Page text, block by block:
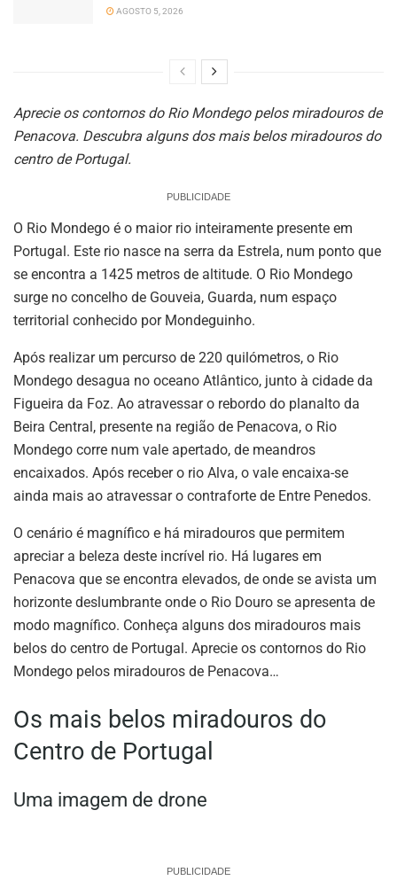
AGOSTO 5, 2026
Aprecie os contornos do Rio Mondego pelos miradouros de
Penacova. Descubra alguns dos mais belos miradouros do
centro de Portugal.
PUBLICIDADE
O Rio Mondego é o maior rio inteiramente presente em
Portugal. Este rio nasce na serra da Estrela, num ponto que
se encontra a 1425 metros de altitude. O Rio Mondego
surge no concelho de Gouveia, Guarda, num espaço
territorial conhecido por Mondeguinho.
Após realizar um percurso de 220 quilómetros, o Rio
Mondego desagua no oceano Atlântico, junto à cidade da
Figueira da Foz. Ao atravessar o rebordo do planalto da
Beira Central, presente na região de Penacova, o Rio
Mondego corre num vale apertado, de meandros
encaixados. Após receber o rio Alva, o vale encaixa-se
ainda mais ao atravessar o contraforte de Entre Penedos.
O cenário é magnífico e há miradouros que permitem
apreciar a beleza deste incrível rio. Há lugares em
Penacova que se encontra elevados, de onde se avista um
horizonte deslumbrante onde o Rio Douro se apresenta de
modo magnífico. Conheça alguns dos miradouros mais
belos do centro de Portugal. Aprecie os contornos do Rio
Mondego pelos miradouros de Penacova…
Os mais belos miradouros do
Centro de Portugal
Uma imagem de drone
PUBLICIDADE